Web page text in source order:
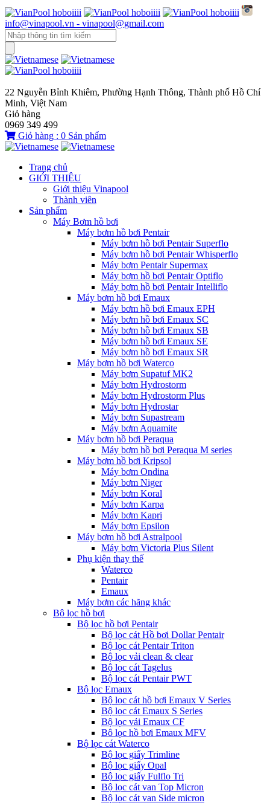
info@vinapool.vn - vinapool@gmail.com
22 Nguyễn Bỉnh Khiêm, Phường Hạnh Thông, Thành phố Hồ Chí
Minh, Việt Nam
Giỏ hàng
0969 349 499
Giỏ hàng : 0 Sản phẩm
Trang chủ
GIỚI THIỆU
Giới thiệu Vinapool
Thành viên
Sản phẩm
Máy Bơm hồ bơi
Máy bơm hồ bơi Pentair
Máy bơm hồ bơi Pentair Superflo
Máy bơm hồ bơi Pentair Whisperflo
Máy bơm Pentair Supermax
Máy bơm hồ bơi Pentair Optiflo
Máy bơm hồ bơi Pentair Intelliflo
Máy bơm hồ bơi Emaux
Máy bơm hồ bơi Emaux EPH
Máy bơm hồ bơi Emaux SC
Máy bơm hồ bơi Emaux SB
Máy bơm hồ bơi Emaux SE
Máy bơm hồ bơi Emaux SR
Máy bơm hồ bơi Waterco
Máy bơm Supatuf MK2
Máy bơm Hydrostorm
Máy bơm Hydrostorm Plus
Máy bơm Hydrostar
Máy bơm Supastream
Máy bơm Aquamite
Máy bơm hồ bơi Peraqua
Máy bơm hồ bơi Peraqua M series
Máy bơm hồ bơi Kripsol
Máy bơm Ondina
Máy bơm Niger
Máy bơm Koral
Máy bơm Karpa
Máy bơm Kapri
Máy bơm Epsilon
Máy bơm hồ bơi Astralpool
Máy bơm Victoria Plus Silent
Phụ kiện thay thế
Waterco
Pentair
Emaux
Máy bơm các hãng khác
Bộ lọc hồ bơi
Bộ lọc hồ bơi Pentair
Bộ lọc cát Hồ bơi Dollar Pentair
Bộ lọc cát Pentair Triton
Bộ lọc vải clean & clear
Bộ lọc cát Tagelus
Bộ lọc cát Pentair PWT
Bộ lọc Emaux
Bộ lọc cát hồ bơi Emaux V Series
Bộ lọc cát Emaux S Series
Bộ lọc vải Emaux CF
Bô lọc hồ bơi Emaux MFV
Bộ lọc cát Waterco
Bộ lọc giấy Trimline
Bộ lọc giấy Opal
Bộ lọc giấy Fulflo Tri
Bộ lọc cát van Top Micron
Bộ lọc cát van Side micron